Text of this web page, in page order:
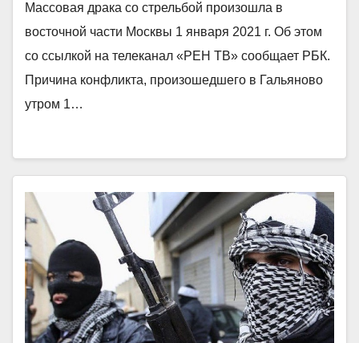
Массовая драка со стрельбой произошла в
восточной части Москвы 1 января 2021 г. Об этом
со ссылкой на телеканал «РЕН ТВ» сообщает РБК.
Причина конфликта, произошедшего в Гальяново
утром 1…